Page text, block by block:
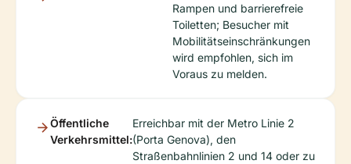
Rampen und barrierefreie
Toiletten; Besucher mit
Mobilitätseinschränkungen
wird empfohlen, sich im
Voraus zu melden.
Öffentliche
Verkehrsmittel:
Erreichbar mit der Metro Linie 2
(Porta Genova), den
Straßenbahnlinien 2 und 14 oder zu